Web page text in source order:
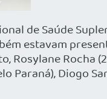
de Saúde
estavam
Rosylane Rocha
Paraná), Diogo